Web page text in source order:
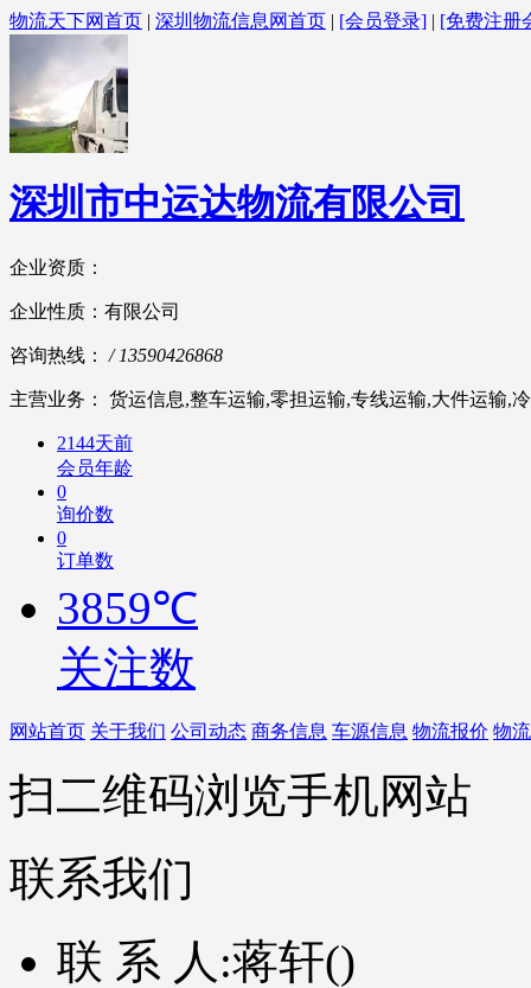
物流天下网首页 | 深圳物流信息网首页 | [会员登录] | [免费注册
深圳市中运达物流有限公司
企业资质：
企业性质：有限公司
咨询热线： / 13590426868
主营业务： 货运信息,整车运输,零担运输,专线运输,大件运输,
2144天前
会员年龄
0
询价数
0
订单数
3859℃
关注数
网站首页 关于我们 公司动态 商务信息 车源信息 物流报价 物
扫二维码浏览手机网站
联系我们
联 系 人:蒋轩()